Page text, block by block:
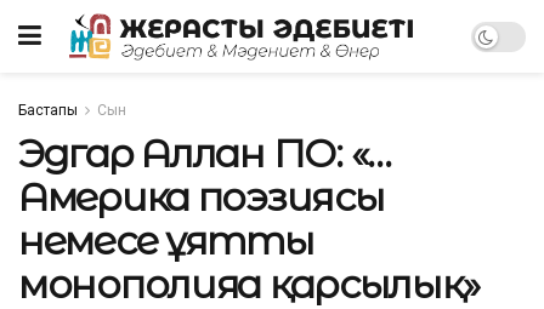
Бастапқы Сын
Эдгар Аллан ПО: «…
Америка поэзиясы
немесе ұятты
монополияға қарсылық»